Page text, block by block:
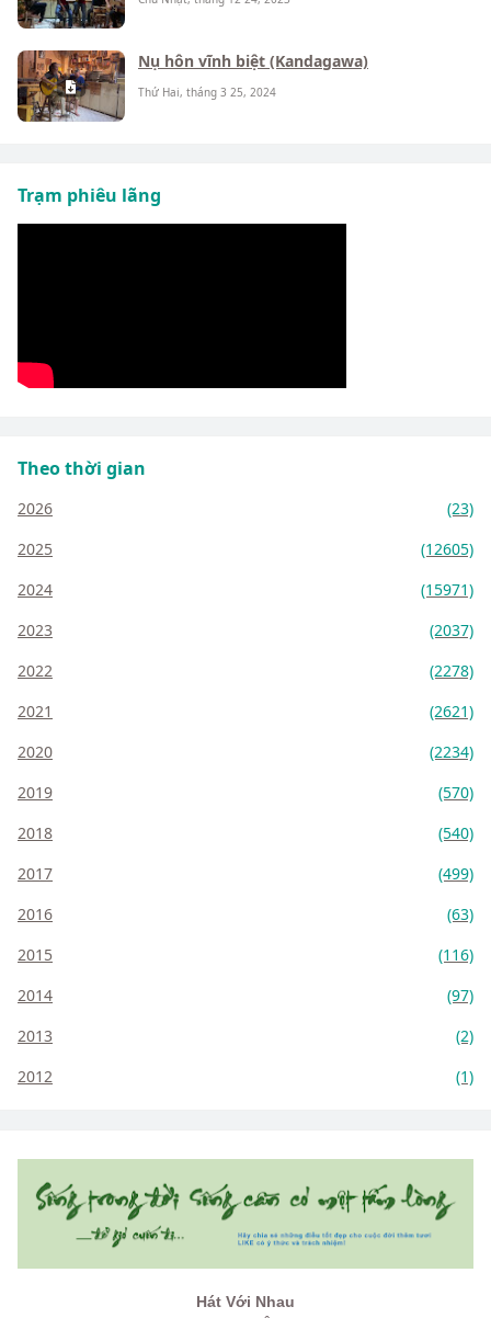
Nụ hôn vĩnh biệt (Kandagawa)
Thứ Hai, tháng 3 25, 2024
Trạm phiêu lãng
Theo thời gian
2026
(23)
2025
(12605)
2024
(15971)
2023
(2037)
2022
(2278)
2021
(2621)
2020
(2234)
2019
(570)
2018
(540)
2017
(499)
2016
(63)
2015
(116)
2014
(97)
2013
(2)
2012
(1)
Hát Với Nhau